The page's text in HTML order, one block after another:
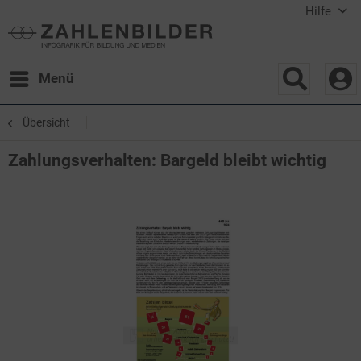
Hilfe
Menü
Übersicht
Zahlungsverhalten: Bargeld bleibt wichtig